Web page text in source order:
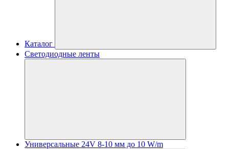
Каталог
Светодиодные ленты
Универсальные 24V 8-10 мм до 10 W/m